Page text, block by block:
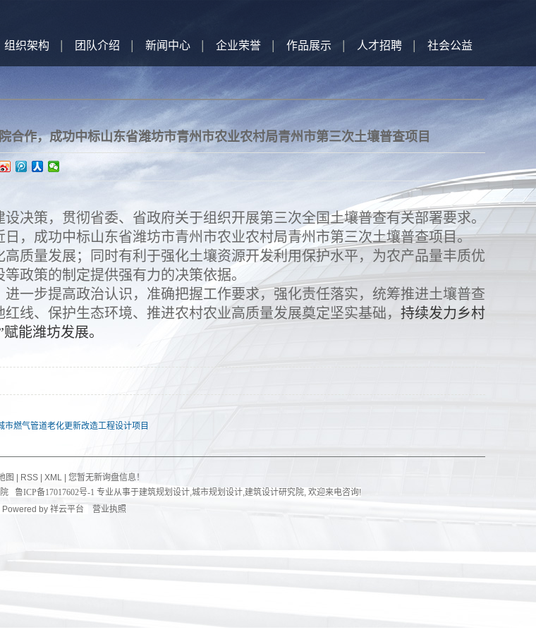
组织架构 团队介绍 新闻中心 企业荣誉 作品展示 人才招聘 社会公益
合作，成功中标山东省潍坊市青州市农业农村局青州市第三次土壤普查项目
决策，贯彻省委、省政府关于组织开展第三次全国土壤普查有关部署要求。
，成功中标山东省潍坊市青州市农业农村局青州市第三次土壤普查项目。
质量发展；同时有利于强化土壤资源开发利用保护水平，为农产品量丰质优
政策的制定提供强有力的决策依据。
一步提高政治认识，准确把握工作要求，强化责任落实，统筹推进土壤普查
线、保护生态环境、推进农村农业高质量发展奠定坚实基础， 持续发力乡村
能潍坊发展。
燃气管道老化更新改造工程设计项目
图 RSS| XML| 您暂无新询盘信息！
鲁ICP备17017602号-1 专业从事于建筑规划设计,城市规划设计,建筑设计研究院, 欢迎来电咨询!
Powered by 祥云平台 营业执照